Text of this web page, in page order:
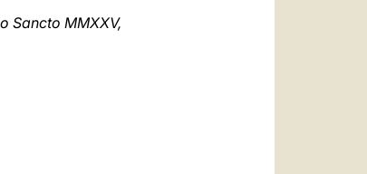
Sancto MMXXV,